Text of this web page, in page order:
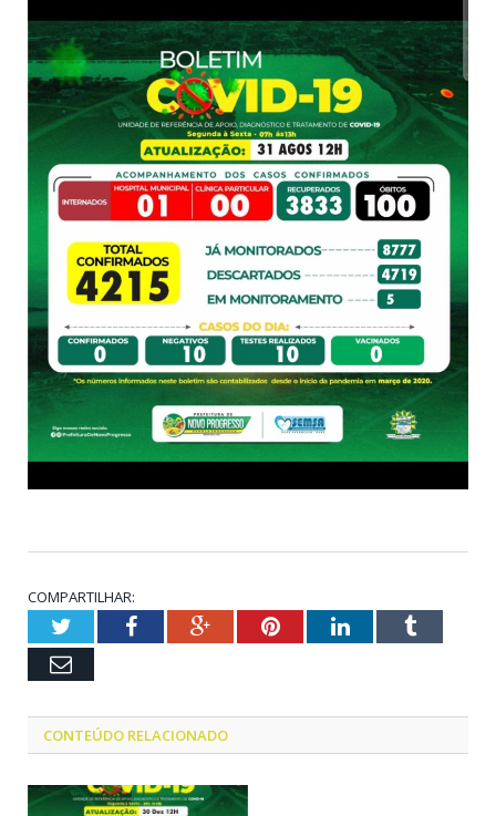
COMPARTILHAR:
TwitterFacebookGoogle+PinterestLinkedInTumblr
Email
CONTEÚDO RELACIONADO